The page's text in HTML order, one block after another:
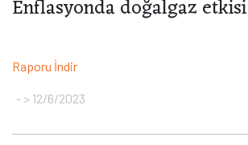
Enflasyonda doğalgaz
Raporu İndir
> 12/6/2023